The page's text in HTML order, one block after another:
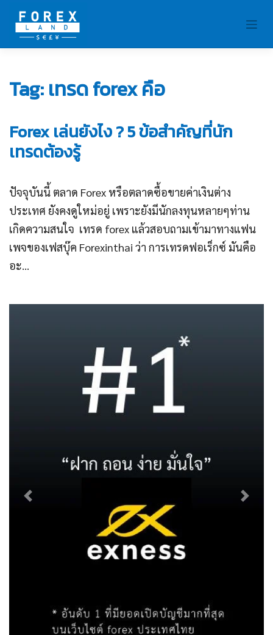
content
Tag:เทรด forex คือ
Forex เล่นยังไง ? 5 ข้อสำคัญที่นัก
เทรดต้องรู้
ปัจจุบันนี้ ตลาด Forex หรือตลาดซื้อขายค่าเงินต่าง
ประเทศ ยังคงดูใหม่อยู่ เพราะยังมีนักลงทุนหลายๆท่าน
เกิดความสนใจ เทรด forex แล้วสอบถามเข้ามาทางแฟน
เพจของเฟสบุ๊ค Forexinthai ว่า การเทรดฟอเร็กซ์ มันคือ
อะ...
Previous Next